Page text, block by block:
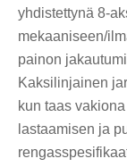
yhdistettynä 8-
mekaaniseen/
painon
Kaksilinjainen
kun taas
lastaamisen ja